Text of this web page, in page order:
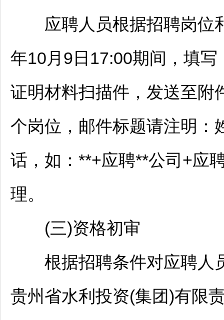
应聘人员根据招聘岗位
年10月9日17:00期间，填
证明材料扫描件，发送至附
个岗位，邮件标题请注明：
话，如：**+应聘**公司+应
理。
(三)资格初审
根据招聘条件对应聘人
贵州省水利投资(集团)有限